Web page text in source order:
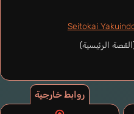
Seitokai
الرئيسية)
روابط خارجية